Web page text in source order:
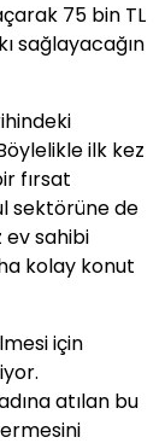
75 bin TL
sağlayacağın
ilk kez
fırsat
sektörüne de
sahibi
kolay konut
için
atılan bu